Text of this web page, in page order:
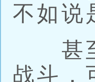
不如说
甚至
战斗，